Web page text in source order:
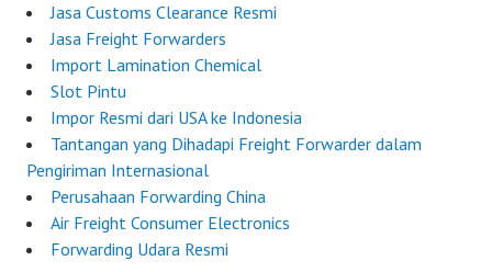
Jasa Customs Clearance Resmi
Jasa Freight Forwarders
Import Lamination Chemical
Slot Pintu
Impor Resmi dari USA ke Indonesia
Tantangan yang Dihadapi Freight Forwarder dalam
Pengiriman Internasional
Perusahaan Forwarding China
Air Freight Consumer Electronics
Forwarding Udara Resmi